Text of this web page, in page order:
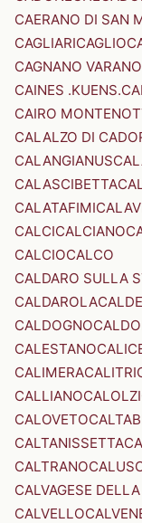
CAERANO DI SAN
CAGLIARICAGLIO
CAGNANO VARANO
CAINES .KUENS.
CAIRO
CALALZO DI
CALANGIANUS
CALASCIBETTA
CALATAFIMI
CALCICALCIANO
CALCIOCALCO
CALDARO SULLA
CALDAROLA
CALDOGNO
CALESTANO
CALIMERACALITRI
CALLIANO
CALOVETO
CALTANISSETTA
CALTRANO
CALVAGESE
CALVELLO